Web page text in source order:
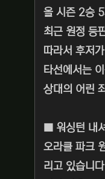
올 시즌 2승
최근 원정 등
따라서 후저
타선에서는
상대의 어린
■ 워싱턴 내
오라클 파크
리고 있습니